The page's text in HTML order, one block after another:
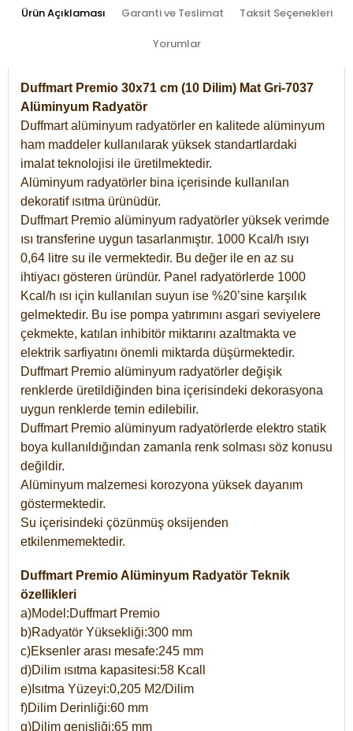
Ürün Açıklaması Garanti ve Teslimat Taksit Seçenekleri
Yorumlar
Duffmart Premio 30x71 cm (10 Dilim) Mat Gri-7037
Alüminyum Radyatör
Duffmart alüminyum radyatörler en kalitede alüminyum
ham maddeler kullanılarak yüksek standartlardaki
imalat teknolojisi ile üretilmektedir.
Alüminyum radyatörler bina içerisinde kullanılan
dekoratif ısıtma ürünüdür.
Duffmart Premio alüminyum radyatörler yüksek verimde
ısı transferine uygun tasarlanmıştır. 1000 Kcal/h ısıyı
0,64 litre su ile vermektedir. Bu değer ile en az su
ihtiyacı gösteren üründür. Panel radyatörlerde 1000
Kcal/h ısı için kullanılan suyun ise %20’sine karşılık
gelmektedir. Bu ise pompa yatırımını asgari seviyelere
çekmekte, katılan inhibitör miktarını azaltmakta ve
elektrik sarfiyatını önemli miktarda düşürmektedir.
Duffmart Premio alüminyum radyatörler değişik
renklerde üretildiğinden bina içerisindeki dekorasyona
uygun renklerde temin edilebilir.
Duffmart Premio alüminyum radyatörlerde elektro statik
boya kullanıldığından zamanla renk solması söz konusu
değildir.
Alüminyum malzemesi korozyona yüksek dayanım
göstermektedir.
Su içerisindeki çözünmüş oksijenden
etkilenmemektedir.
Duffmart Premio Alüminyum Radyatör Teknik
özellikleri
a)Model:Duffmart Premio
b)Radyatör Yüksekliği:300 mm
c)Eksenler arası mesafe:245 mm
d)Dilim ısıtma kapasitesi:58 Kcall
e)Isıtma Yüzeyi:0,205 M2/Dilim
f)Dilim Derinliği:60 mm
g)Dilim genişliği:65 mm